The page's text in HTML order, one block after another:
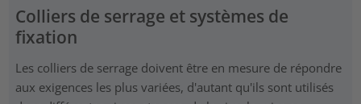
Colliers de serrage et systèmes de
fixation
Les colliers de serrage doivent être en mesure de répondre
aux exigences les plus variées, d'autant qu'ils sont utilisés